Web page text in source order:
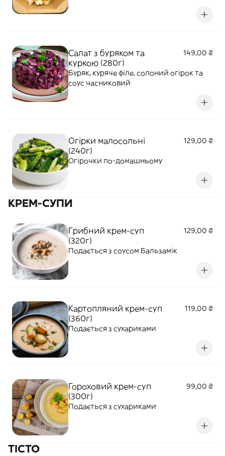
Салат з буряком та
куркою (280г)
149,00 ₴
Буряк, куряче філе, солоний огірок та
соус часниковий
Огірки малосольні
(240г)
129,00 ₴
Огірочки по-домашньому
КРЕМ-СУПИ
Грибний крем-суп
(320г)
129,00 ₴
Подається з соусом Бальзамік
Картопляний крем-суп
(360г)
119,00 ₴
Подається з сухариками
Гороховий крем-суп
(300г)
99,00 ₴
Подається з сухариками
ТІСТО